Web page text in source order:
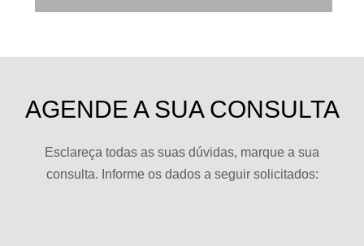
AGENDE A SUA CONSULTA
Esclareça todas as suas dúvidas, marque a sua
consulta. Informe os dados a seguir solicitados: